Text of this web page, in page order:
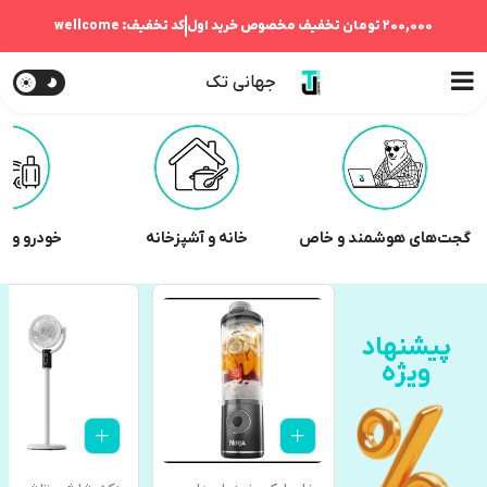
200,000 تومان تخفیف مخصوص خرید اولکد تخفیف: wellcome
جهانی تک
گجت‌های هوشمند و خاص خانه و آشپزخانه خودرو و
پیشنهاد
ویژه